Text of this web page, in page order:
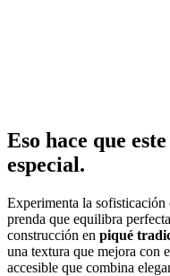
Eso hace que
especial.
Experimenta la sofisticación
prenda que equilibra
construcción en piqué
una textura que mejora con
accesible que combina